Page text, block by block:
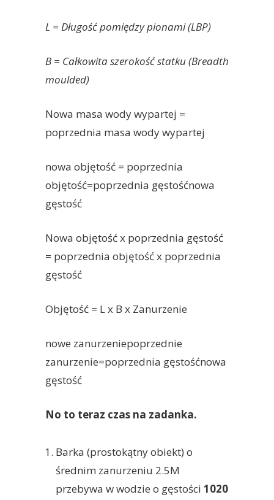
L = Długość pomiędzy pionami (LBP)
B = Całkowita szerokość statku (Breadth
moulded)
Nowa masa wody wypartej =
poprzednia masa wody wypartej
nowa objętość = poprzednia
objętość=poprzednia gęstośćnowa
gęstość
Nowa objętość x poprzednia gęstość
= poprzednia objętość x poprzednia
gęstość
Objętość = L x B x Zanurzenie
nowe zanurzeniepoprzednie
zanurzenie=poprzednia gęstośćnowa
gęstość
No to teraz czas na zadanka.
Barka (prostokątny obiekt) o
średnim zanurzeniu 2.5M
przebywa w wodzie o gęstości 1020